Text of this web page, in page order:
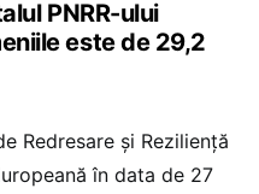
PNRR-ului
este de 29,2
Redresare și Reziliență
în data de 27